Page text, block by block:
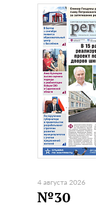
4 августа 2026
№30